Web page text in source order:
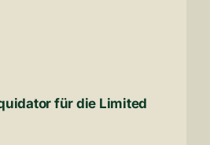
für die Limited